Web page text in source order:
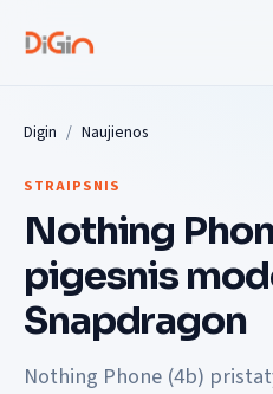
Digin Naujienos
STRAIPSNIS
Nothing
pigesnis
Snapdragon
Nothing Phone (4b)